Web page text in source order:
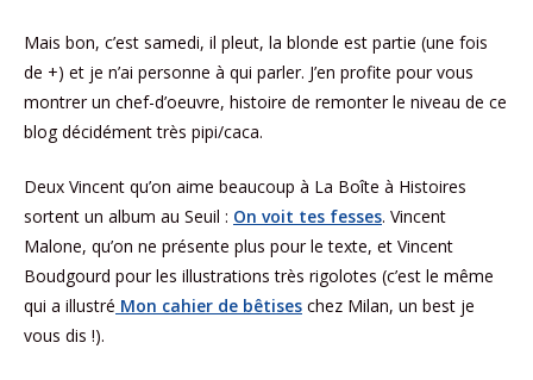
Mais bon, c’est samedi, il pleut, la blonde est partie (une fois
de +) et je n’ai personne à qui parler. J’en profite pour vous
montrer un chef-d’oeuvre, histoire de remonter le niveau de ce
blog décidément très pipi/caca.
Deux Vincent qu’on aime beaucoup à La Boîte à Histoires
sortent un album au Seuil : On voit tes fesses. Vincent
Malone, qu’on ne présente plus pour le texte, et Vincent
Boudgourd pour les illustrations très rigolotes (c’est le même
qui a illustré Mon cahier de bêtises chez Milan, un best je
vous dis !).